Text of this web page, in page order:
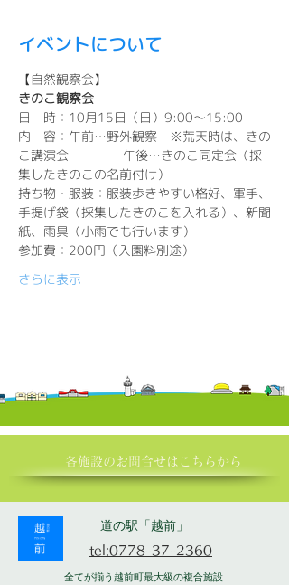
イベントについて
【自然観察会】
きのこ観察会
日　時：10月15日（日）9:00～15:00
内　容：午前…野外観察　※荒天時は、きの
こ講演会 　　　　午後…きのこ同定会（採
集したきのこの名前付け）
持ち物・服装：服装歩きやすい格好、軍手、
手提げ袋（採集したきのこを入れる）、新聞
紙、雨具（小雨でも行います）
参加費：200円（入園料別途）
さらに表示
各施設の​お問合せはこちらから
道の駅「越前」
tel:0778-37-2360
全てが揃う越前町最大級の複合施設